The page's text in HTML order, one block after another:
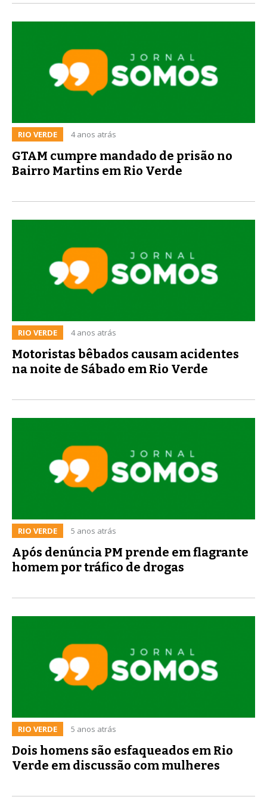
RIO VERDE 4 anos atrás
GTAM cumpre mandado de prisão no
Bairro Martins em Rio Verde
RIO VERDE 4 anos atrás
Motoristas bêbados causam acidentes
na noite de Sábado em Rio Verde
RIO VERDE 5 anos atrás
Após denúncia PM prende em flagrante
homem por tráfico de drogas
RIO VERDE 5 anos atrás
Dois homens são esfaqueados em Rio
Verde em discussão com mulheres